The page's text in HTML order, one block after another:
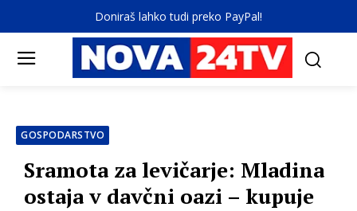
Doniraš lahko tudi preko PayPal!
GOSPODARSTVO
Sramota za levičarje: Mladina
ostaja v davčni oazi – kupuje